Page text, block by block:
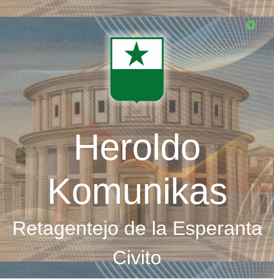
Skip
Heroldo
Komunikas
Retagentejo de la Esperanta
Civito